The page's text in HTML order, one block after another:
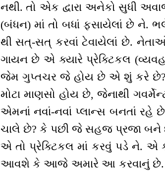
નથી. તો એક દ્વારા અનેકો સુધી
(બંધન) માં તો બધાં ફસાયેલાં છે ને.
થી સત્-સત્ કરવાં ટેવાયેલાં છે.
ગાયન છે એ ક્યારે પ્રેક્ટિકલ
જેમ ગુપ્તચર જે હોય છે એ શું કરે છે?
મોટા માણસો હોય છે, જેનાથી
એમનાં નવાં-નવાં પ્લાન્સ બનતાં રહે
ચાલે છે? કે પછી જે સહજ પ્રજા બને
એ તો પ્રેક્ટિકલ માં કરવું પડે ને. એ
આવશે કે આજે અમારે આ કરવાનું છે.